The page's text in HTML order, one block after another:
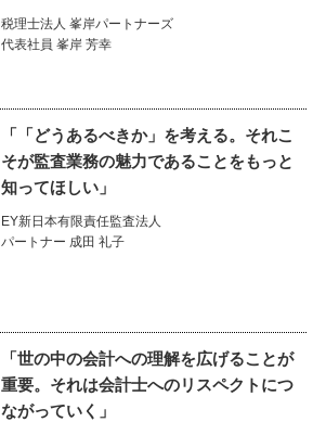
税理士法人 峯岸パートナーズ
代表社員 峯岸 芳幸
「「どうあるべきか」を考える。それこ
そが監査業務の魅力であることをもっと
知ってほしい」
EY新日本有限責任監査法人
パートナー 成田 礼子
「世の中の会計への理解を広げることが
重要。それは会計士へのリスペクトにつ
ながっていく」